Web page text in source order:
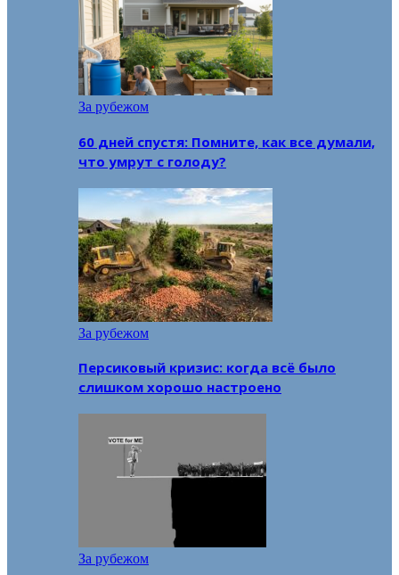
За рубежом
60 дней спустя: Помните, как все думали,
что умрут с голоду?
За рубежом
Персиковый кризис: когда всё было
слишком хорошо настроено
За рубежом